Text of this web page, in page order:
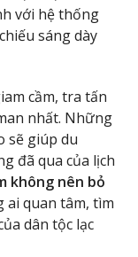
với hệ thống
sáng dày
cầm, tra tấn
nhất. Những
sẽ giúp du
đã qua của lịch
không nên bỏ
ai quan tâm, tìm
dân tộc lạc